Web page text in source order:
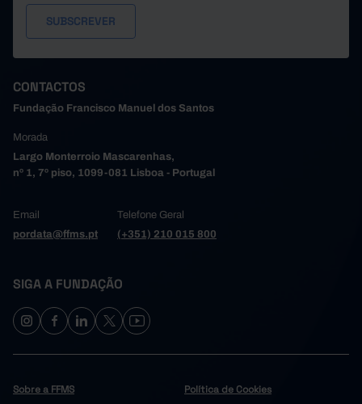
CONTACTOS
Fundação Francisco Manuel dos Santos
Morada
Largo Monterroio Mascarenhas,
nº 1, 7º piso, 1099-081 Lisboa - Portugal
Email
pordata@ffms.pt
Telefone Geral
(+351) 210 015 800
SIGA A FUNDAÇÃO
Sobre a FFMS Política de Cookies